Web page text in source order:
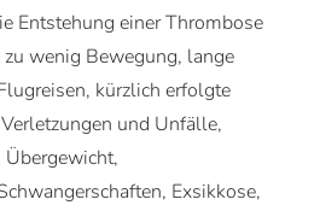
Entstehung einer Thrombose
wenig Bewegung, lange
kürzlich erfolgte
und Unfälle,
Übergewicht,
Exsikkose,